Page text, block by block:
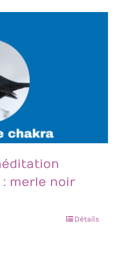
merle noir
Détails